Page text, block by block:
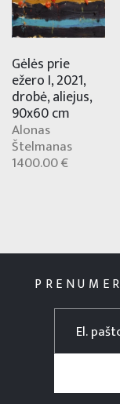
Gėlės prie
ežero I, 2021,
drobė, aliejus,
90x60 cm
Alonas
Štelmanas
1400.00 €